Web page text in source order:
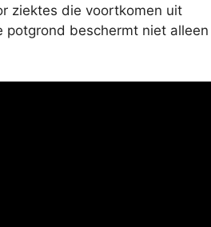
ziektes die voortkomen uit
potgrond beschermt niet alleen